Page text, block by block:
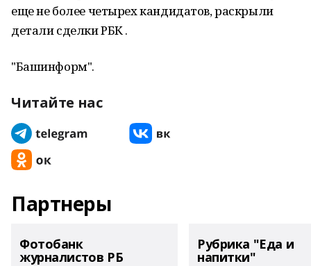
еще не более четырех кандидатов, раскрыли
детали сделки РБК .
"Башинформ".
Читайте нас
Партнеры
Фотобанк
журналистов РБ
Рубрика "Еда и
напитки"